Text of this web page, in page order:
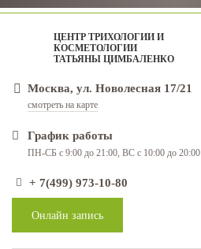
ЦЕНТР ТРИХОЛОГИИ И
КОСМЕТОЛОГИИ
ТАТЬЯНЫ ЦИМБАЛЕНКО
Москва, ул. Новолесная 17/21
смотреть на карте
График работы
ПН-СБ с 9:00 до 21:00, ВС с 10:00 до 20:00
+ 7(499) 973-10-80
Онлайн запись